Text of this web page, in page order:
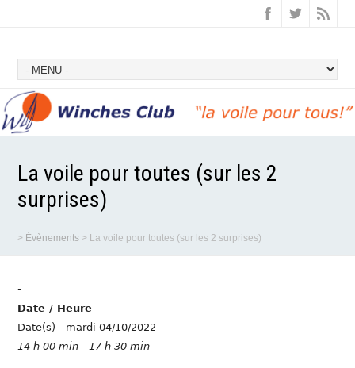
La voile pour toutes (sur les 2
surprises)
> Évènements > La voile pour toutes (sur les 2 surprises)
-
Date / Heure
Date(s) - mardi 04/10/2022
14 h 00 min - 17 h 30 min